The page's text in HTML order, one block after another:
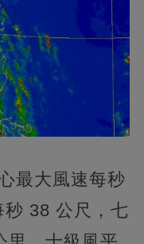
最大風速每秒
38 公尺，七